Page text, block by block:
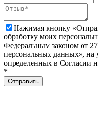
Нажимая кнопку
обработку моих
Федеральным законом от
персональных данных», на
определенных в Согласии
*
Отправить